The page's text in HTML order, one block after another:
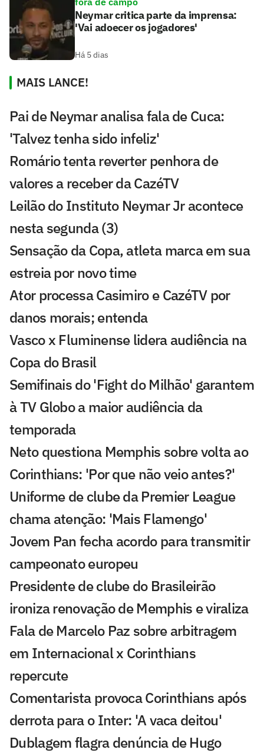
Neymar critica parte da imprensa:
'Vai adoecer os jogadores'
Há 5 dias
MAIS LANCE!
Pai de Neymar analisa fala de Cuca:
'Talvez tenha sido infeliz'
Romário tenta reverter penhora de
valores a receber da CazéTV
Leilão do Instituto Neymar Jr acontece
nesta segunda (3)
Sensação da Copa, atleta marca em sua
estreia por novo time
Ator processa Casimiro e CazéTV por
danos morais; entenda
Vasco x Fluminense lidera audiência na
Copa do Brasil
Semifinais do 'Fight do Milhão' garantem
à TV Globo a maior audiência da
temporada
Neto questiona Memphis sobre volta ao
Corinthians: 'Por que não veio antes?'
Uniforme de clube da Premier League
chama atenção: 'Mais Flamengo'
Jovem Pan fecha acordo para transmitir
campeonato europeu
Presidente de clube do Brasileirão
ironiza renovação de Memphis e viraliza
Fala de Marcelo Paz sobre arbitragem
em Internacional x Corinthians
repercute
Comentarista provoca Corinthians após
derrota para o Inter: 'A vaca deitou'
Dublagem flagra denúncia de Hugo